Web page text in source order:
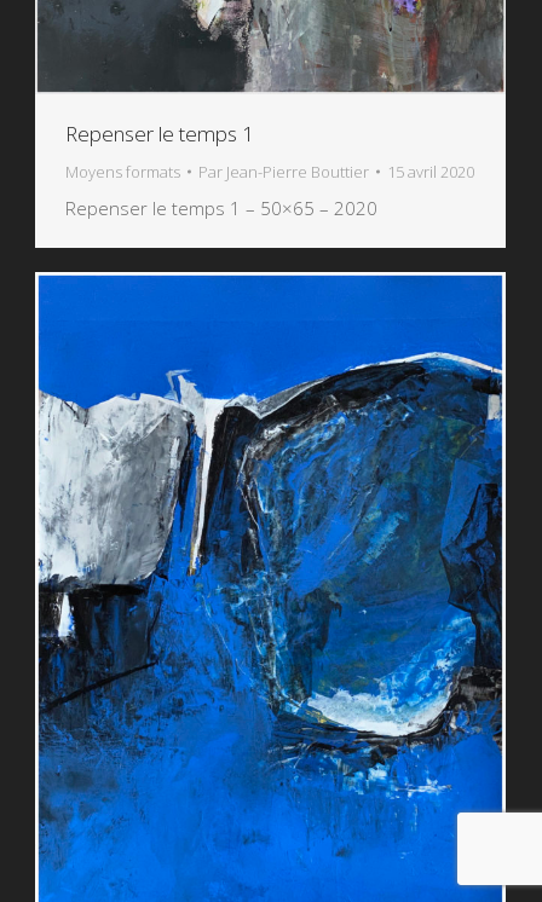
Repenser le temps 1
Moyens formats Par Jean-Pierre Bouttier 15 avril 2020
Repenser le temps 1 – 50×65 – 2020